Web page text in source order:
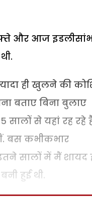
और आज
ही खुलने की
बताए बिना बुलाए
से यहां रह रहे
बस कभीकभार
सालों में मैं शायद
हुई थी.